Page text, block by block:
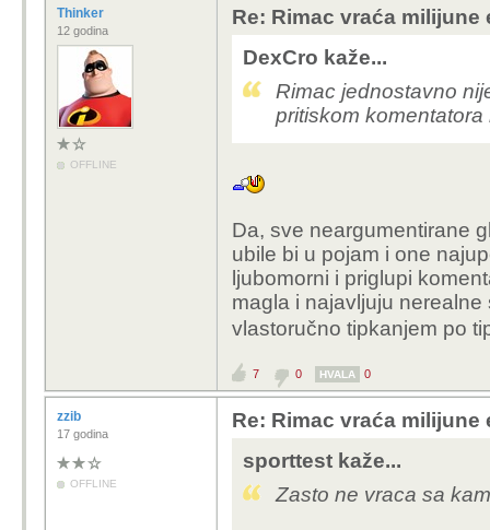
Thinker
12 godina
OFFLINE
Re: Rimac vraća milijune
DexCro kaže...
Rimac jednostavno
pritiskom
Da, sve neargumentirane
ubile bi u pojam i one
ljubomorni i priglupi
magla i najavljuju
vlastoručno tipkanjem po
7 0 HVALA 0
zzib
17 godina
OFFLINE
Re: Rimac vraća milijune
sporttest kaže...
Zasto ne vraca sa